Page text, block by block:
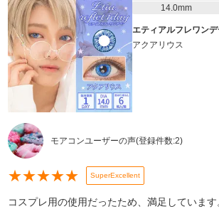
14.0mm
エティアルフレワン
アクアリウス
モアコンユーザーの声(登録件数:2)
★★★★★ SuperExcellent
コスプレ用の使用だったため、満足していま